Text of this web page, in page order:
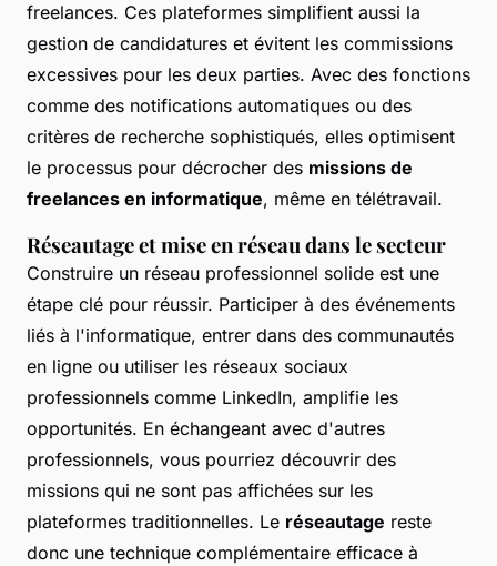
freelances. Ces plateformes simplifient aussi la
gestion de candidatures et évitent les commissions
excessives pour les deux parties. Avec des fonctions
comme des notifications automatiques ou des
critères de recherche sophistiqués, elles optimisent
le processus pour décrocher des missions de
freelances en informatique, même en télétravail.
Réseautage et mise en réseau dans le secteur
Construire un réseau professionnel solide est une
étape clé pour réussir. Participer à des événements
liés à l'informatique, entrer dans des communautés
en ligne ou utiliser les réseaux sociaux
professionnels comme LinkedIn, amplifie les
opportunités. En échangeant avec d'autres
professionnels, vous pourriez découvrir des
missions qui ne sont pas affichées sur les
plateformes traditionnelles. Le réseautage reste
donc une technique complémentaire efficace à